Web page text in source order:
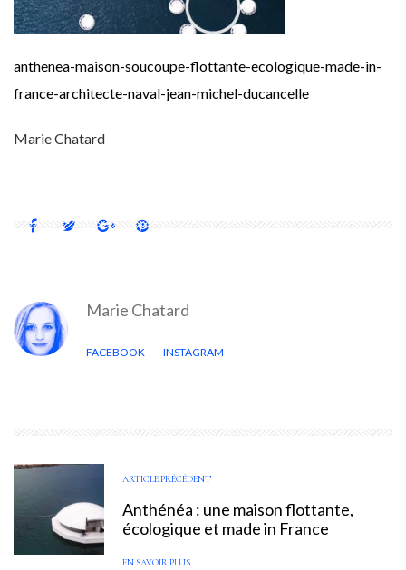
anthenea-maison-soucoupe-flottante-ecologique-made-in-
france-architecte-naval-jean-michel-ducancelle
Marie Chatard
Marie Chatard
FACEBOOK INSTAGRAM
ARTICLE PRÉCÉDENT
Anthénéa : une maison flottante,
écologique et made in France
EN SAVOIR PLUS